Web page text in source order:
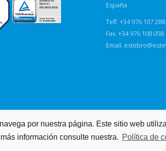
España
Telf. +34 976 107 288
Fax. +34 976 108 058
Email.
por nuestra página. Este sitio web
información consulte nuestra. Política de